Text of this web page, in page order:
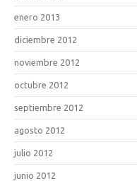
enero 2013
diciembre 2012
noviembre 2012
octubre 2012
septiembre 2012
agosto 2012
julio 2012
junio 2012